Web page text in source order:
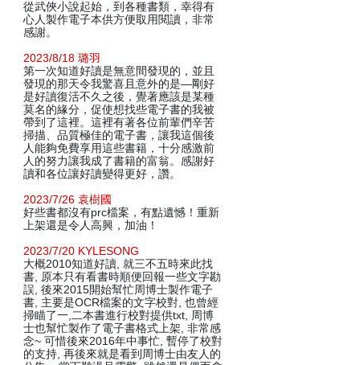
從武俠小說起始，到各種書類，幸得有
心人製作電子本供方便取用閱讀，非常
感謝。
2023/8/18 璐羽
第一次知道好讀是無意間發現的，並且
發現的那天令我驚喜且意外的是—剛好
是好讀復活不久之後，覺著應該是某種
莫名的緣分，促使想找些電子書的我被
帶到了這裡。這裡有著各位前輩們辛苦
掃描、品質極佳的電子書，讓我這個後
人能夠免費享用這些書籍，十分感激前
人的努力讓我成了書籍的富翁。感謝好
讀和各位讓好讀變得更好，讚。
2023/7/26 袁樹國
好些書都沒有prc檔案，有點遺憾！重新
上架還是令人高興，加油！
2023/7/20 KYLESONG
大概2010知道好讀, 就三不五時來此找
書, 原本只有看書時順便回報一些文字勘
誤, 後來2015開始幫忙周博士製作電子
書, 主要是OCR檔案的文字校對, 也曾經
掃瞄了一,二本書進行校對提供txt, 周博
士也幫忙製作了電子書格式上架, 非常感
念~ 可惜後來2016年中事忙, 暫停了校對
的支持, 再後來就是看到周博士由友人的